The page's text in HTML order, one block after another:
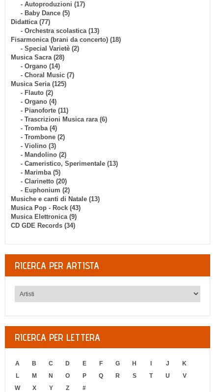
- Autoproduzioni (17)
- Baby Dance (5)
Didattica (77)
- Orchestra scolastica (13)
Fisarmonica (brani da concerto) (18)
- Special Varietè (2)
Musica Sacra (28)
- Organo (14)
- Choral Music (7)
Musica Seria (125)
- Flauto (2)
- Organo (4)
- Pianoforte (11)
- Trascrizioni Musica rara (6)
- Tromba (4)
- Trombone (2)
- Violino (3)
- Mandolino (2)
- Cameristico, Sperimentale (13)
- Marimba (5)
- Clarinetto (20)
- Euphonium (2)
Musiche e canti di Natale (13)
Musica Pop - Rock (43)
Musica Elettronica (9)
CD GDE Records (34)
RICERCA PER ARTISTA
RICERCA PER LETTERA
A B C D E F G H J
K
L
M N O P Q R S T U
V
W
X Y Z #